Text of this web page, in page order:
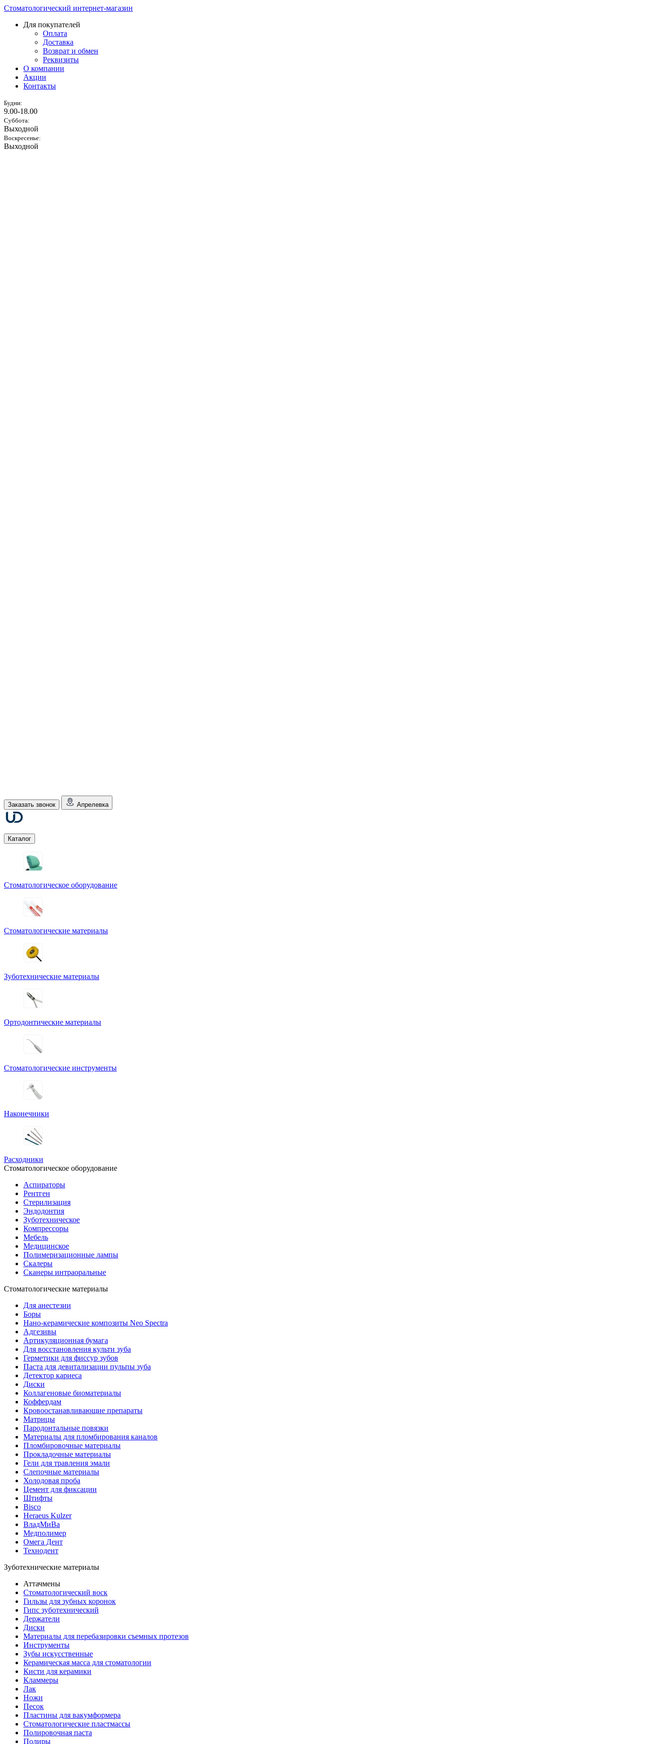
Стоматологический интернет-магазин
Для покупателей
Оплата
Доставка
Возврат и обмен
Реквизиты
О компании
Акции
Контакты
Будни:
9.00-18.00
Суббота:
Выходной
Воскресенье:
Выходной
Заказать звонок Апрелевка
Каталог
Стоматологическое оборудование
Стоматологические материалы
Зуботехнические материалы
Ортодонтические материалы
Стоматологические инструменты
Наконечники
Расходники
Стоматологическое оборудование
Аспираторы
Рентген
Стерилизация
Эндодонтия
Зуботехническое
Компрессоры
Мебель
Медицинское
Полимеризационные лампы
Скалеры
Сканеры интраоральные
Стоматологические материалы
Для анестезии
Боры
Нано-керамические композиты Neo Spectra
Адгезивы
Артикуляционная бумага
Для восстановления культи зуба
Герметики для фиссур зубов
Паста для девитализации пульпы зуба
Детектор кариеса
Диски
Коллагеновые биоматериалы
Коффердам
Кровоостанавливающие препараты
Матрицы
Пародонтальные повязки
Материалы для пломбирования каналов
Пломбировочные материалы
Прокладочные материалы
Гели для травления эмали
Слепочные материалы
Холодовая проба
Цемент для фиксации
Штифты
Bisco
Heraeus Kulzer
ВладМиВа
Медполимер
Омега Дент
Технодент
Зуботехнические материалы
Аттачмены
Стоматологический воск
Гильзы для зубных коронок
Гипс зуботехнический
Держатели
Диски
Материалы для перебазировки съемных протезов
Инструменты
Зубы искусственные
Керамическая масса для стоматологии
Кисти для керамики
Кламмеры
Лак
Ножи
Песок
Пластины для вакумформера
Стоматологические пластмассы
Полировочная паста
Полиры